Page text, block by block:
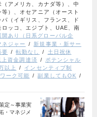
アメリカ、カナダ等）、中
）、オセアニア（オースト
（イギリス、フランス、ド
ッコ、エジプト、UAE、南
開あり（日系グローバル企
ネジャー
新規事業・新サー
要 転勤なし
土日祝休
上資金調達済
ポテンシャル
以上
インセンティブ制
ーク可能
副業してもOK
定～事業実
・マネジメ